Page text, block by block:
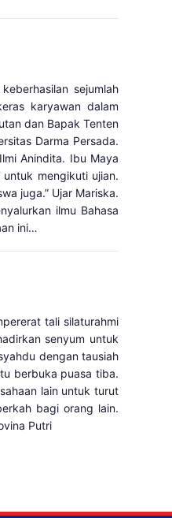
sejumlah
karyawan dalam
dan Bapak Tenten
Darma Persada.
Anindita. Ibu Maya
mengikuti ujian.
juga.” Ujar Mariska.
ilmu Bahasa
ini…
tali silaturahmi
senyum untuk
dengan tausiah
berbuka puasa tiba.
lain untuk turut
bagi orang lain.
Putri